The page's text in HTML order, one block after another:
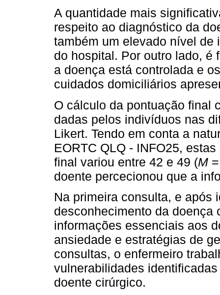
A quantidade mais
respeito ao diagnóstico da
também um elevado nível de
do hospital. Por outro lado, é
a doença está controlada e
cuidados domiciliários
O cálculo da pontuação final
dadas pelos indivíduos nas
Likert. Tendo em conta a
EORTC QLQ - INFO25,
final variou entre 42 e 49 (M
doente percecionou que a
Na primeira consulta, e após
desconhecimento da doença
informações essenciais aos
ansiedade e estratégias de
consultas, o enfermeiro
vulnerabilidades
doente cirúrgico.